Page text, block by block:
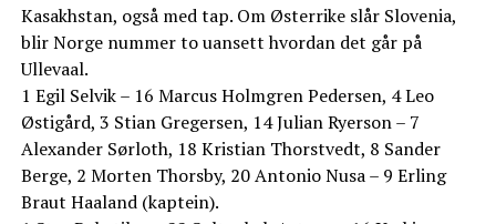
Kasakhstan, også med tap. Om Østerrike slår Slovenia,
blir Norge nummer to uansett hvordan det går på
Ullevaal.
1 Egil Selvik – 16 Marcus Holmgren Pedersen, 4 Leo
Østigård, 3 Stian Gregersen, 14 Julian Ryerson – 7
Alexander Sørloth, 18 Kristian Thorstvedt, 8 Sander
Berge, 2 Morten Thorsby, 20 Antonio Nusa – 9 Erling
Braut Haaland (kaptein).